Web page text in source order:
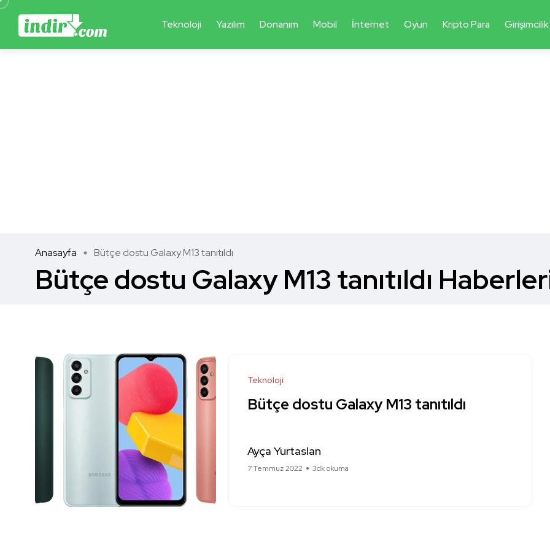
Teknoloji Yazılım Donanım Mobil İnternet Oyun Kripto Para Girişimcilik
Anasayfa Bütçe dostu Galaxy M13 tanıtıldı
Bütçe dostu Galaxy M13 tanıtıldı
Teknoloji
Bütçe dostu Galaxy M13 tanıtıldı
Ayça Yurtaslan
7 Temmuz 2022 3dk okuma